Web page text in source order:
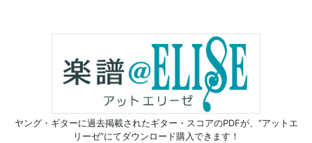
ヤング・ギターに過去掲載されたギター・スコアのPDFが、 “アットエ
リーゼ”にてダウンロード購入できます！